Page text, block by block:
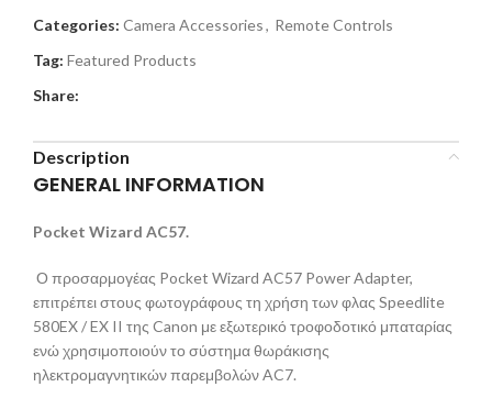
Categories: Camera Accessories, Remote Controls
Tag: Featured Products
Share:
Description
GENERAL INFORMATION
Pocket Wizard AC57.
Ο προσαρμογέας Pocket Wizard AC57 Power Adapter,
επιτρέπει στους φωτογράφους τη χρήση των φλας Speedlite
580EX / EX II της Canon με εξωτερικό τροφοδοτικό μπαταρίας
ενώ χρησιμοποιούν το σύστημα θωράκισης
ηλεκτρομαγνητικών παρεμβολών AC7.